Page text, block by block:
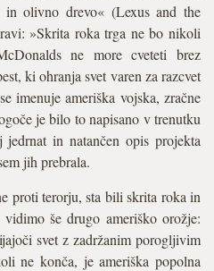
olivno drevo« (Lexus and the
»Skrita roka trga ne bo nikoli
ne more cveteti brez
ki ohranja svet varen za razcvet
imenuje ameriška vojska, zračne
je bilo to napisano v trenutku
in natančen opis projekta
jih prebrala.
proti terorju, sta bili skrita roka in
še drugo ameriško orožje:
svet z zadržanim porogljivim
ne konča, je ameriška popolna